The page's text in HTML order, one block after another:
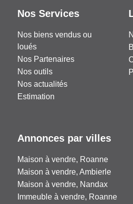
Nos Services
Nos biens vendus ou
loués
Nos Partenaires
Nos outils
Nos actualités
Estimation
Annonces par villes
Maison à vendre, Roanne
Maison à vendre, Ambierle
Maison à vendre, Nandax
Immeuble à vendre, Roanne